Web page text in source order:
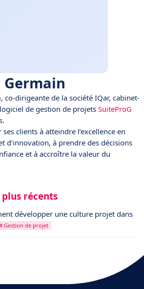
, co-dirigeante de la société IQar, cabinet-
de gestion de projets SuiteProG
ses clients à atteindre l’excellence en
d’innovation, à prendre des décisions
et à accroître la valeur du
plus récents
développer une culture projet dans
Gestion de projet